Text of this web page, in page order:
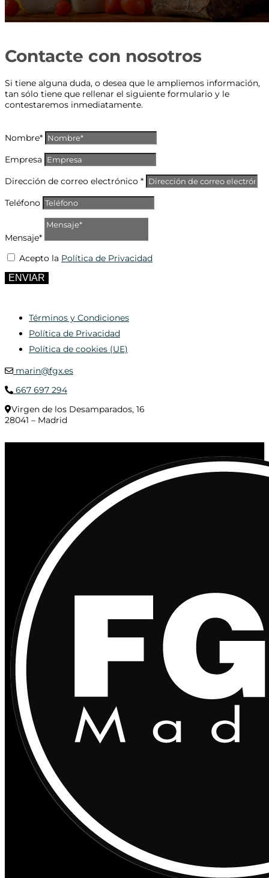
Contacte con nosotros
Si tiene alguna duda, o desea que le ampliemos información,
tan sólo tiene que rellenar el siguiente formulario y le
contestaremos inmediatamente.
Nombre*
Empresa
Dirección de correo electrónico *
Teléfono
Mensaje*
Acepto la Política de Privacidad
ENVIAR
Términos y Condiciones
Política de Privacidad
Política de cookies (UE)
marin@fgx.es
667 697 294
Virgen de los Desamparados, 16
28041 – Madrid